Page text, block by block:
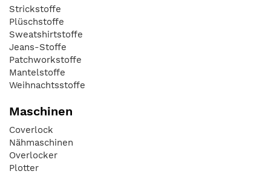
Strickstoffe
Plüschstoffe
Sweatshirtstoffe
Jeans-Stoffe
Patchworkstoffe
Mantelstoffe
Weihnachtsstoffe
Maschinen
Coverlock
Nähmaschinen
Overlocker
Plotter